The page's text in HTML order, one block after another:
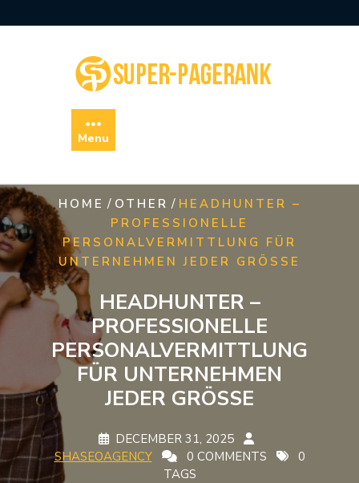
to
Menu
HOME / OTHER / HEADHUNTER –
PROFESSIONELLE
PERSONALVERMITTLUNG FÜR
UNTERNEHMEN JEDER GRÖSSE
HEADHUNTER –
PROFESSIONELLE
PERSONALVERMITTLUNG
FÜR UNTERNEHMEN
JEDER GRÖSSE
DECEMBER 31, 2025
SHASEOAGENCY
0 COMMENTS
0
TAGS